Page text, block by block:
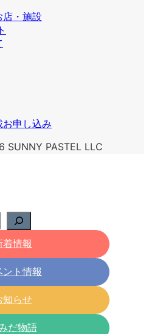
・施設
申し込み
PASTEL LLC
着情報
ント情報
知らせ
だ物語